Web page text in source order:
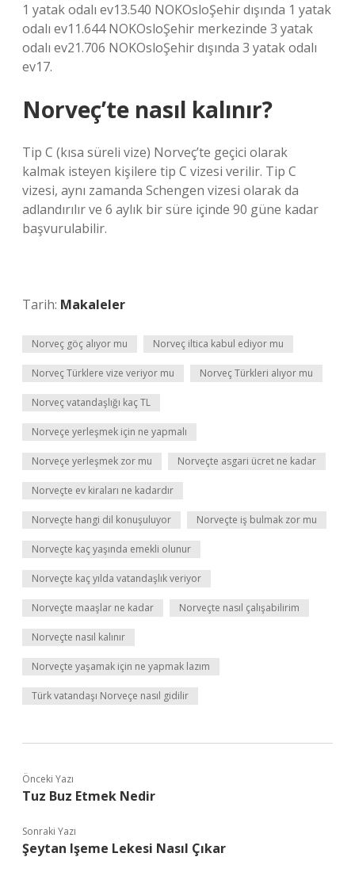
1 yatak odalı ev13.540 NOKOsloŞehir dışında 1 yatak
odalı ev11.644 NOKOsloŞehir merkezinde 3 yatak
odalı ev21.706 NOKOsloŞehir dışında 3 yatak odalı
ev17.
Norveç’te nasıl kalınır?
Tip C (kısa süreli vize) Norveç’te geçici olarak
kalmak isteyen kişilere tip C vizesi verilir. Tip C
vizesi, aynı zamanda Schengen vizesi olarak da
adlandırılır ve 6 aylık bir süre içinde 90 güne kadar
başvurulabilir.
Tarih: Makaleler
Norveç göç alıyor mu Norveç iltica kabul ediyor mu
Norveç Türklere vize veriyor mu Norveç Türkleri alıyor mu
Norveç vatandaşlığı kaç TL
Norveçe yerleşmek için ne yapmalı
Norveçe yerleşmek zor mu Norveçte asgari ücret ne kadar
Norveçte ev kiraları ne kadardır
Norveçte hangi dil konuşuluyor Norveçte iş bulmak zor mu
Norveçte kaç yaşında emekli olunur
Norveçte kaç yılda vatandaşlık veriyor
Norveçte maaşlar ne kadar Norveçte nasıl çalışabilirim
Norveçte nasıl kalınır
Norveçte yaşamak için ne yapmak lazım
Türk vatandaşı Norveçe nasıl gidilir
Önceki Yazı
Tuz Buz Etmek Nedir
Sonraki Yazı
Şeytan Işeme Lekesi Nasıl Çıkar